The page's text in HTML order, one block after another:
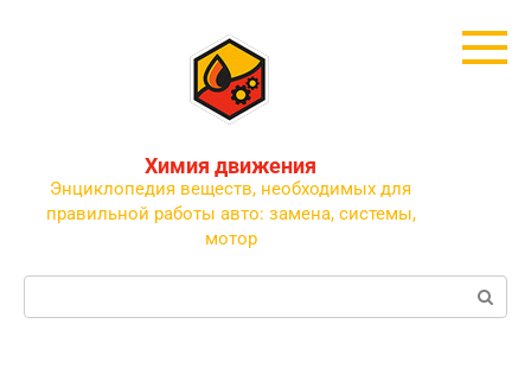
Химия движения
Энциклопедия веществ, необходимых для
правильной работы авто: замена, системы,
мотор
Поиск: